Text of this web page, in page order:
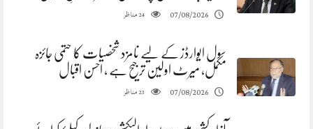
07/08/2026
24مناظر
سول ایوارڈز کے لیے نامزد شخصیات کا حتمی جائزہ
مکمل، میرٹ اولین ترجیح ہے ، احسن اقبال
07/08/2026
23مناظر